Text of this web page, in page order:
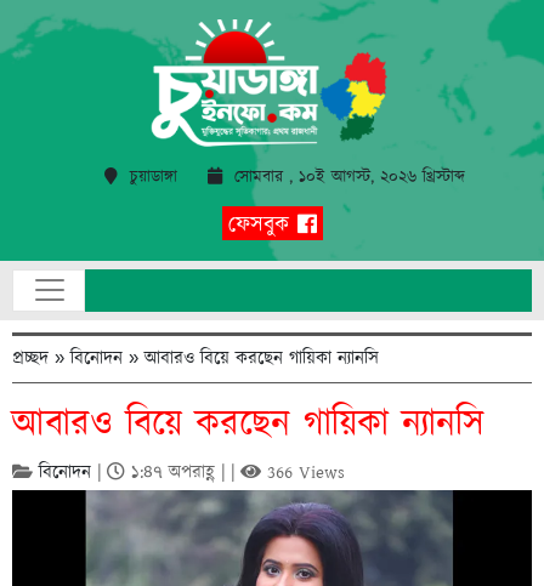
চুয়াডাঙ্গা সোমবার , ১০ই আগস্ট, ২০২৬ খ্রিস্টাব্দ
ফেসবুক
প্রচ্ছদ »বিনোদন »আবারও বিয়ে করছেন গায়িকা ন্যানসি
আবারও বিয়ে করছেন গায়িকা ন্যানসি
বিনোদন | ১:৪৭ অপরাহ্ণ | | 366 Views